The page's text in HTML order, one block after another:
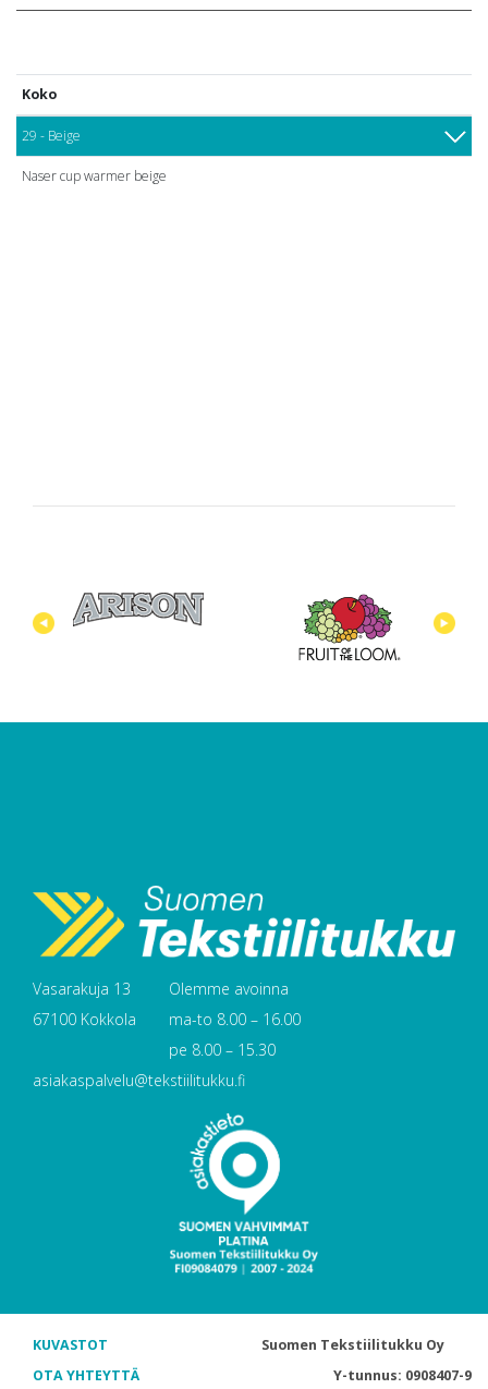
Koko
29 - Beige
Naser cup warmer beige
Vasarakuja 13
67100 Kokkola
Olemme avoinna
ma-to 8.00 – 16.00
pe 8.00 – 15.30
asiakaspalvelu@tekstiilitukku.fi
KUVASTOT
OTA YHTEYTTÄ
Suomen Tekstiilitukku Oy
Y-tunnus: 0908407-9